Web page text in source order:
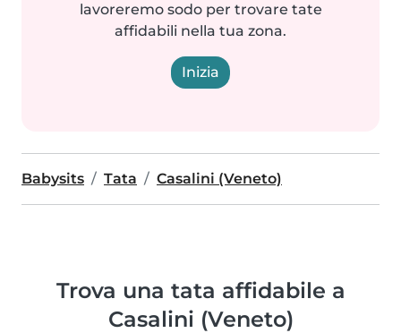
lavoreremo sodo per trovare tate
affidabili nella tua zona.
Inizia
Babysits Tata Casalini (Veneto)
Trova una tata affidabile a
Casalini (Veneto)